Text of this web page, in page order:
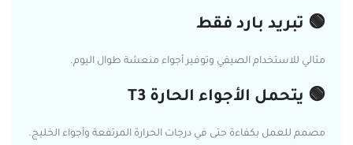
🟢 تبريد بارد فقط
مثالي للاستخدام الصيفي وتوفير أجواء منعشة طوال اليوم.
🟢 يتحمل الأجواء الحارة T3
مصمم للعمل بكفاءة حتى في درجات الحرارة المرتفعة وأجواء الخليج.